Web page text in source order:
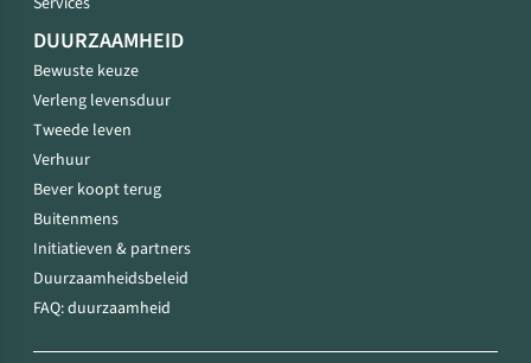
DUURZAAMHEID
Bewuste keuze
Verleng levensduur
Tweede leven
Verhuur
Bever koopt terug
Buitenmens
Initiatieven & partners
Duurzaamheidsbeleid
FAQ: duurzaamheid